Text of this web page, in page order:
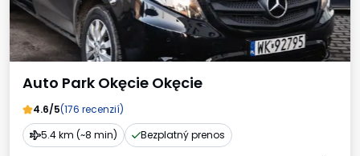
Auto Park Okęcie Okęcie
4.6/5(176 recenzií)
5.4 km (~8 min)
Bezplatný prenos